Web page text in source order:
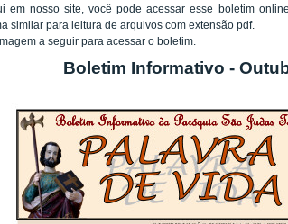
em nosso site, você pode acessar esse boletim
similar para leitura de arquivos com extensão pdf.
a seguir para acessar o boletim.
Boletim Informativo -